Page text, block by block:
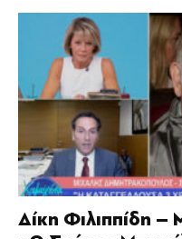
Δίκη Φιλιππίδη